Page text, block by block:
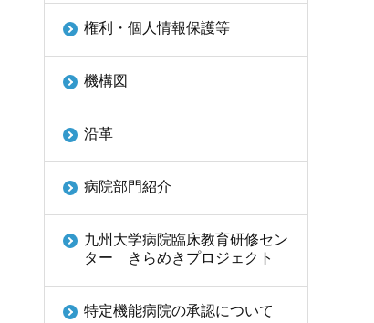
権利・個人情報保護等
機構図
沿革
病院部門紹介
九州大学病院臨床教育研修セン
ター きらめきプロジェクト
特定機能病院の承認について